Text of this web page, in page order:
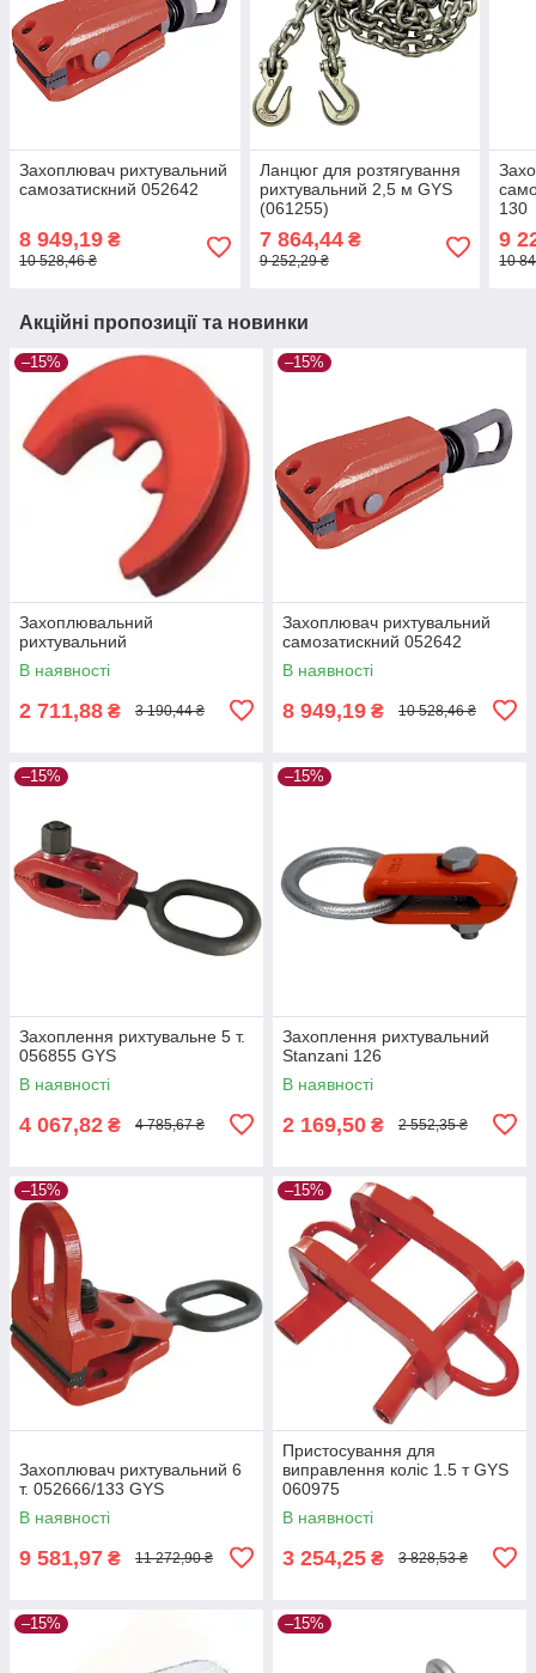
Захоплювач рихтувальний
самозатискний 052642
8 949,19 ₴
10 528,46 ₴
Ланцюг для розтягування
рихтувальний 2,5 м GYS
(061255)
7 864,44₴
9 252,29 ₴
130
9
10
Акційні пропозиції та новинки
–15%
Захоплювальний
рихтувальний
В наявності
2 711,88 ₴ 3 190,44 ₴
–15%
Захоплювач рихтувальний
самозатискний 052642
В наявності
8 949,19 ₴ 10 528,46 ₴
–15%
Захоплення рихтувальне 5 т.
056855 GYS
В наявності
4 067,82 ₴ 4 785,67 ₴
–15%
Захоплення рихтувальний
Stanzani 126
В наявності
2 169,50 ₴ 2 552,35 ₴
–15%
Захоплювач рихтувальний 6
т. 052666/133 GYS
В наявності
9 581,97 ₴ 11 272,90 ₴
–15%
Пристосування для
виправлення коліс 1.5 т GYS
060975
В наявності
3 254,25 ₴ 3 828,53 ₴
–15% –15%